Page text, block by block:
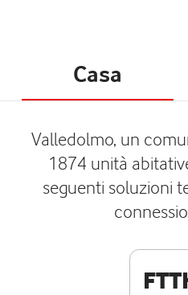
Casa
Valledolmo, un
1874 unità
seguenti soluzioni